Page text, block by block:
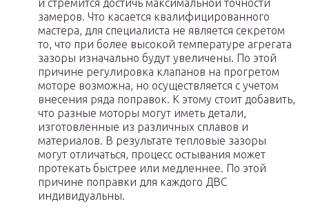
и стремится достичь максимальной точности
замеров. Что касается квалифицированного
мастера, для специалиста не является секретом
то, что при более высокой температуре агрегата
зазоры изначально будут увеличены. По этой
причине регулировка клапанов на прогретом
моторе возможна, но осуществляется с учетом
внесения ряда поправок. К этому стоит добавить,
что разные моторы могут иметь детали,
изготовленные из различных сплавов и
материалов. В результате тепловые зазоры
могут отличаться, процесс остывания может
протекать быстрее или медленнее. По этой
причине поправки для каждого ДВС
индивидуальны.